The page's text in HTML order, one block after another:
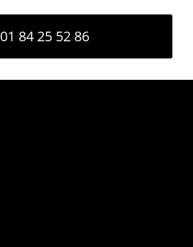
01 84 25 52 86